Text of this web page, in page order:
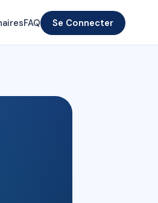
FAQ Se Connecter